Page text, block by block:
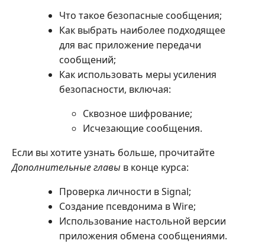
Что такое безопасные сообщения;
Как выбрать наиболее подходящее
для вас приложение передачи
сообщений;
Как использовать меры усиления
безопасности, включая:
Сквозное шифрование;
Исчезающие сообщения.
Если вы хотите узнать больше, прочитайте
Дополнительные главы в конце курса:
Проверка личности в Signal;
Создание псевдонима в Wire;
Использование настольной версии
приложения обмена сообщениями.